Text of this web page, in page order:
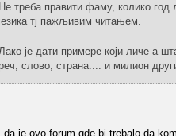
Не треба правити фаму, колико год
језика тј пажљивим читањем.
је дати примере који личе а
реч, слово, страна.... и милион
da je ovo forum gde bi trebalo da